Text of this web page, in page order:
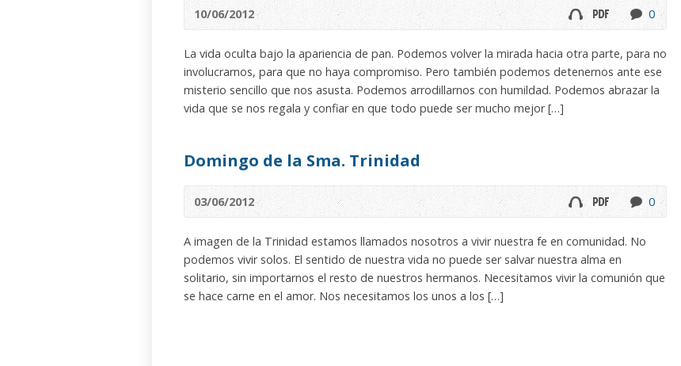
10/06/2012 0
La vida oculta bajo la apariencia de pan. Podemos volver la mirada hacia otra parte, para no
involucrarnos, para que no haya compromiso. Pero también podemos detenernos ante ese
misterio sencillo que nos asusta. Podemos arrodillarnos con humildad. Podemos abrazar la
vida que se nos regala y confiar en que todo puede ser mucho mejor […]
Domingo de la Sma. Trinidad
03/06/2012 0
A imagen de la Trinidad estamos llamados nosotros a vivir nuestra fe en comunidad. No
podemos vivir solos. El sentido de nuestra vida no puede ser salvar nuestra alma en
solitario, sin importarnos el resto de nuestros hermanos. Necesitamos vivir la comunión que
se hace carne en el amor. Nos necesitamos los unos a los […]